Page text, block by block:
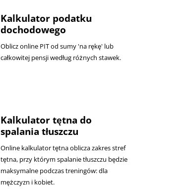
Kalkulator podatku
dochodowego
Oblicz online PIT od sumy 'na rękę' lub
całkowitej pensji według różnych stawek.
Kalkulator tętna do
spalania tłuszczu
Online kalkulator tętna oblicza zakres stref
tętna, przy którym spalanie tłuszczu będzie
maksymalne podczas treningów: dla
mężczyzn i kobiet.